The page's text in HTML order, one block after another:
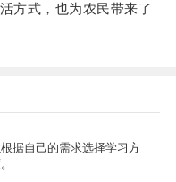
式，也为农民带来了
据自己的需求选择学习方